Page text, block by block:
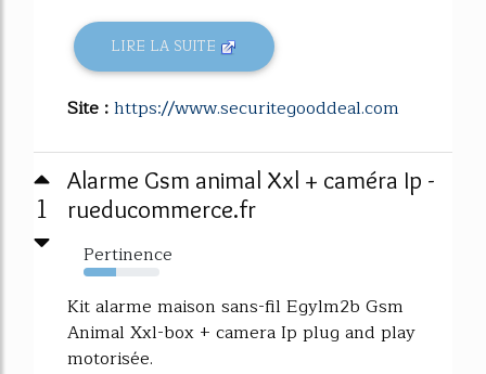
LIRE LA SUITE
Site :https://www.securitegooddeal.com
1
Alarme Gsm animal Xxl + caméra Ip -
rueducommerce.fr
Pertinence
43%
Kit alarme maison sans-fil Egylm2b Gsm
Animal Xxl-box + camera Ip plug and play
motorisée.